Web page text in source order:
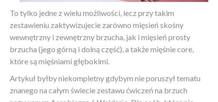
To tylko jedne z wielu możliwości, lecz przy takim
zestawieniu zaktywizujecie zarówno mięsień skośny
wewnętrzny i zewnętrzny brzucha, jak i mięsień prosty
brzucha (jego górną i dolną część), a także mięśnie core,
które są mięśniami głębokimi.
Artykuł byłby niekompletny gdybym nie poruszył tematu
znanego na całym świecie zestawu ćwiczeń na brzuch